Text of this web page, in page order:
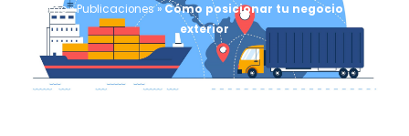
Home»Publicaciones» Cómo posicionar tu negocio en el
exterior